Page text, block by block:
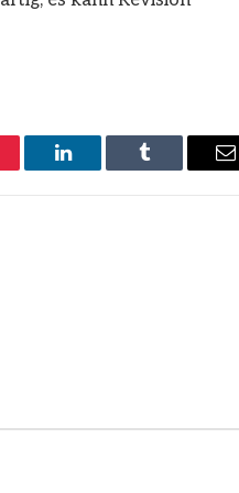
LinkedIn Tumblr